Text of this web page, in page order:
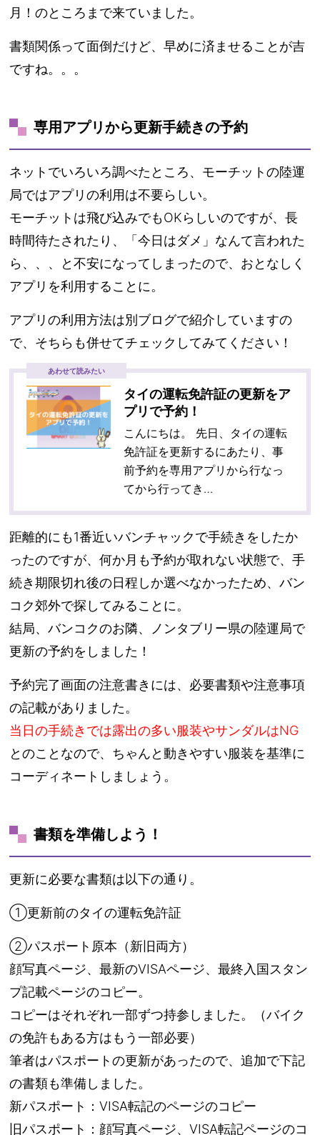
月！のところまで来ていました。
書類関係って面倒だけど、早めに済ませることが吉
ですね。。。
専用アプリから更新手続きの予約
ネットでいろいろ調べたところ、モーチットの陸運
局ではアプリの利用は不要らしい。
モーチットは飛び込みでもOKらしいのですが、長
時間待たされたり、「今日はダメ」なんて言われた
ら、、、と不安になってしまったので、おとなしく
アプリを利用することに。
アプリの利用方法は別ブログで紹介していますの
で、そちらも併せてチェックしてみてください！
あわせて読みたい
タイの運転免許証の更新をア
プリで予約！
こんにちは。 先日、タイの運転
免許証を更新するにあたり、事
前予約を専用アプリから行なっ
てから行ってき…
距離的にも1番近いバンチャックで手続きをしたか
ったのですが、何か月も予約が取れない状態で、手
続き期限切れ後の日程しか選べなかったため、バン
コク郊外で探してみることに。
結局、バンコクのお隣、ノンタブリー県の陸運局で
更新の予約をしました！
予約完了画面の注意書きには、必要書類や注意事項
の記載がありました。
当日の手続きでは露出の多い服装やサンダルはNG
とのことなので、ちゃんと動きやすい服装を基準に
コーディネートしましょう。
書類を準備しよう！
更新に必要な書類は以下の通り。
①更新前のタイの運転免許証
②パスポート原本（新旧両方）
顔写真ページ、最新のVISAページ、最終入国スタン
プ記載ページのコピー。
コピーはそれぞれ一部ずつ持参しました。（バイク
の免許もある方はもう一部必要）
筆者はパスポートの更新があったので、追加で下記
の書類も準備しました。
新パスポート：VISA転記のページのコピー
旧パスポート：顔写真ページ、VISA転記ページのコ